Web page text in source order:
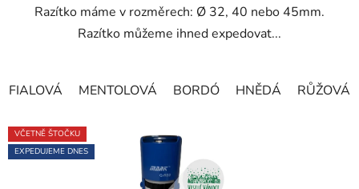
hvězdiček.
Razítko máme v rozměrech: Ø 32, 40 nebo 45mm.
Razítko můžeme ihned expedovat...
FIALOVÁ MENTOLOVÁ BORDÓ HNĚDÁ RŮŽOVÁ
VČETNĚ ŠTOČKU
EXPEDUJEME DNES